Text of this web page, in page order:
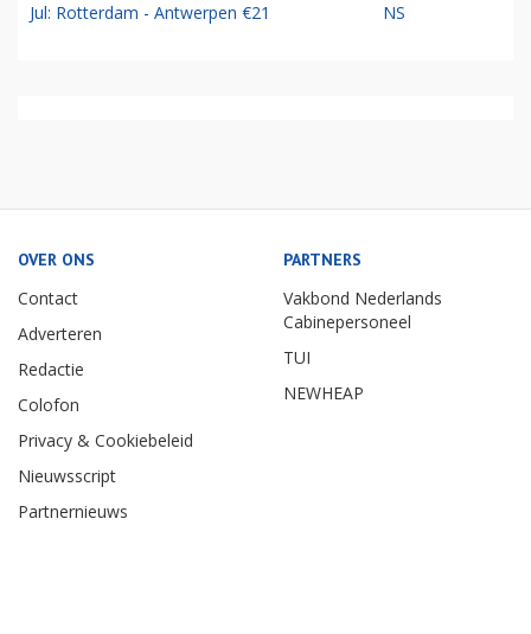
Jul: Rotterdam - Antwerpen €21 NS
OVER ONS
Contact
Adverteren
Redactie
Colofon
Privacy & Cookiebeleid
Nieuwsscript
Partnernieuws
PARTNERS
Vakbond Nederlands
Cabinepersoneel
TUI
NEWHEAP